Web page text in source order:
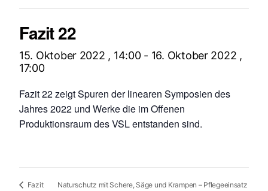
Fazit 22
15. Oktober 2022 , 14:00- 16. Oktober 2022 ,
17:00
Fazit 22 zeigt Spuren der linearen Symposien des
Jahres 2022 und Werke die im Offenen
Produktionsraum des VSL entstanden sind.
Fazit
Naturschutz mit Schere, Säge und Krampen – Pflegeeinsatz